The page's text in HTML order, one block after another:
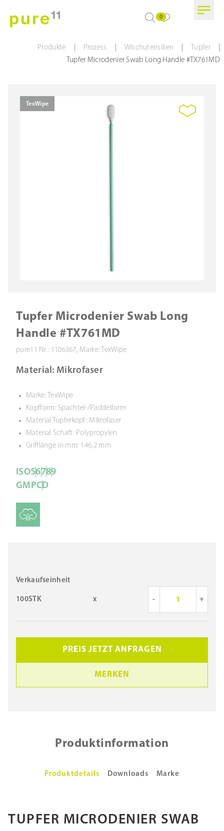
0
Produkte Prozess Wischutensilien Tupfer
Tupfer Microdenier Swab Long Handle #TX761MD
TexWipe
Tupfer Microdenier Swab Long
Handle #TX761MD
pure11 Nr.: 1106367, Marke: TexWipe
Material: Mikrofaser
Marke: TexWipe
Kopfform: Spachtel-/Paddelform
Material Tupferkopf: Mikrofaser
Material Schaft: Polypropylen
Grifflänge in mm: 146,2 mm
ISO56789
GMPCD
Verkaufseinheit
100STK x - +
PREIS JETZT ANFRAGEN
MERKEN
Produktinformation
Produktdetails Downloads Marke
TUPFER MICRODENIER SWAB